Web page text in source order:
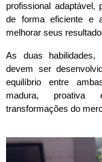
profissional
de forma eficiente e
melhorar seus
As duas habilidades,
devem ser
equilíbrio entre
madura, proativa
transformações do